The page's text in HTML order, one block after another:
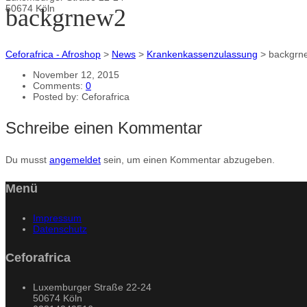
50674 Köln
backgrnew2
Ceforafrica - Afroshop > News > Krankenkassenzulassung >
November 12, 2015
Comments: 0
Posted by: Ceforafrica
Schreibe einen Kommentar
Du musst angemeldet sein, um einen Kommentar abzugeben.
Menü
Impressum
Datenschutz
Ceforafrica
Luxemburger Straße 22-24
50674 Köln